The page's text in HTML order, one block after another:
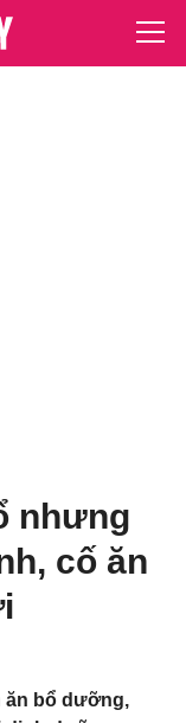
nhưng
cố ăn
ăn bổ dưỡng,